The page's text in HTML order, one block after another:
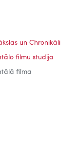
un Chronikāli
filmu studija
filma